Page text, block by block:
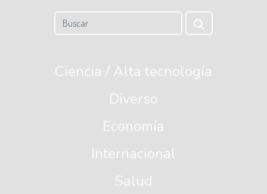
Ciencia / Alta tecnología
Diverso
Economía
Internacional
Salud